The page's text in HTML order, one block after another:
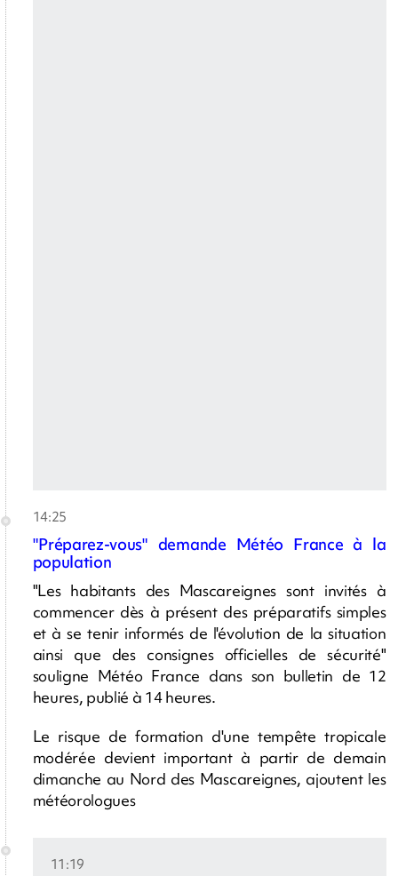
14:25
"Préparez-vous" demande Météo France à la
population
"Les habitants des Mascareignes sont invités à
commencer dès à présent des préparatifs simples
et à se tenir informés de l'évolution de la situation
ainsi que des consignes officielles de sécurité"
souligne Météo France dans son bulletin de 12
heures, publié à 14 heures.
Le risque de formation d'une tempête tropicale
modérée devient important à partir de demain
dimanche au Nord des Mascareignes, ajoutent les
météorologues
11:19